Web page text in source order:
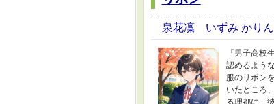
泉花凜 いずみ かりん
『男子高
認めるよう
服のリボン
いたところ
る理都に、